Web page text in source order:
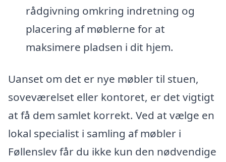
rådgivning omkring indretning og
placering af møblerne for at
maksimere pladsen i dit hjem.
Uanset om det er nye møbler til stuen,
soveværelset eller kontoret, er det vigtigt
at få dem samlet korrekt. Ved at vælge en
lokal specialist i samling af møbler i
Føllenslev får du ikke kun den nødvendige